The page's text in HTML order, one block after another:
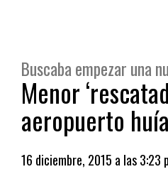
Buscaba empezar una
Menor
aeropuerto
16 diciembre, 2015 a las 3:23